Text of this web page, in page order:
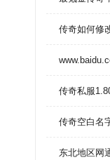
传奇如何修
传奇私服
传奇空白名
东北地区网